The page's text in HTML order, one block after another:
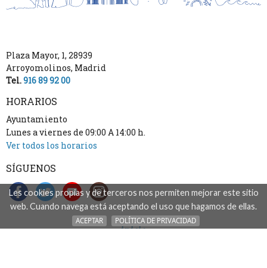
Les cookies propias y de terceros nos permiten mejorar este sitio
web. Cuando navega está aceptando el uso que hagamos de ellas.
ACEPTAR POLÍTICA DE PRIVACIDAD
Plaza Mayor, 1, 28939
Arroyomolinos, Madrid
Tel.916 89 92 00
HORARIOS
Ayuntamiento
Lunes a viernes de 09:00 A 14:00 h.
Ver todos los horarios
SÍGUENOS
inicio